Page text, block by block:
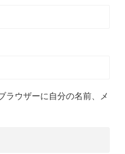
ラウザーに自分の名前、メ